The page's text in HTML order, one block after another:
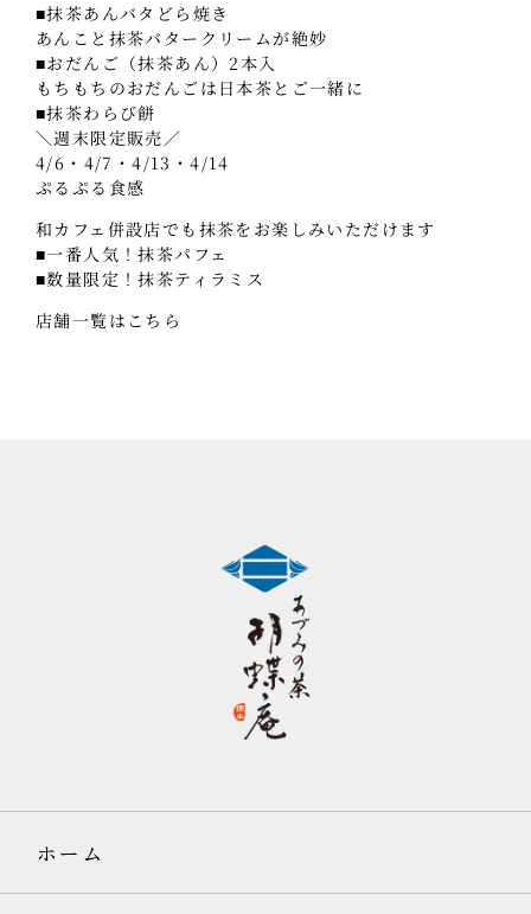
■抹茶あんバタどら焼き
あんこと抹茶バタークリームが絶妙
■おだんご（抹茶あん）2本入
もちもちのおだんごは日本茶とご一緒に
■抹茶わらび餅
＼週末限定販売／
4/6・4/7・4/13・4/14
ぷるぷる食感
和カフェ併設店でも抹茶をお楽しみいただけます
■一番人気！抹茶パフェ
■数量限定！抹茶ティラミス
店舗一覧はこちら
ホーム